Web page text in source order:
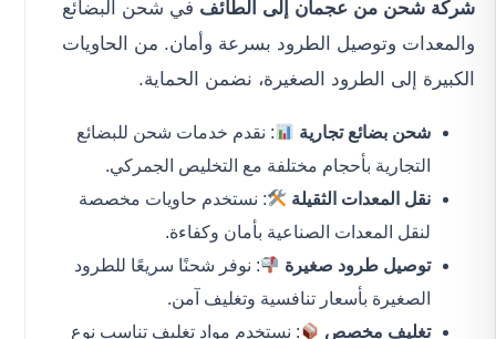
شركة شحن من عجمان إلى الطائف في شحن البضائع
والمعدات وتوصيل الطرود بسرعة وأمان. من الحاويات
الكبيرة إلى الطرود الصغيرة، نضمن الحماية.
شحن بضائع تجارية
: نقدم خدمات شحن للبضائع
التجارية بأحجام مختلفة مع التخليص الجمركي.
نقل المعدات الثقيلة
: نستخدم حاويات مخصصة
لنقل المعدات الصناعية بأمان وكفاءة.
توصيل طرود صغيرة
: نوفر شحنًا سريعًا للطرود
الصغيرة بأسعار تنافسية وتغليف آمن.
تغليف مخصص
: نستخدم مواد تغليف تناسب نوع